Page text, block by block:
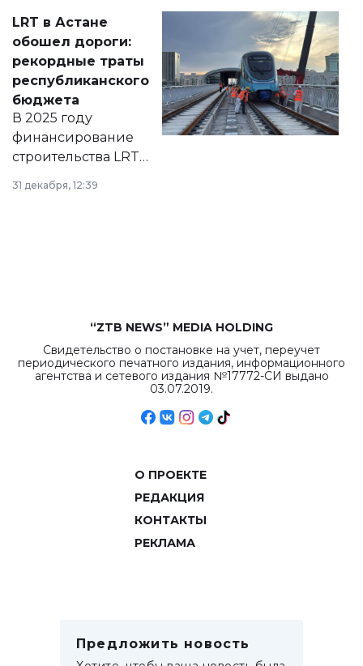
документ
появился в базе
нормативных
правовых актов и
на сайте маслихат
города.
LRT в Астане
обошел дороги:
рекордные траты
республиканского
бюджета
В 2025 году
финансирование
строительства LRT
в Астане из
республиканского
31 декабря, 12:39
“ZTB NEWS” MEDIA HOLDING
Свидетельство о постановке на учет, переучет
периодического печатного издания, информационного
агентства и сетевого издания №17772-СИ выдано
03.07.2019.
О ПРОЕКТЕ
РЕДАКЦИЯ
КОНТАКТЫ
РЕКЛАМА
Предложить новость